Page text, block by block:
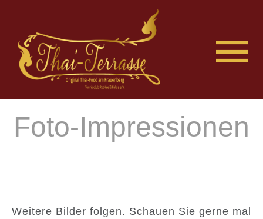
Foto-Impressionen
Weitere Bilder folgen. Schauen Sie gerne mal